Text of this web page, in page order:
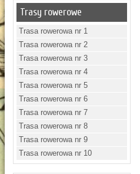
Trasy rowerowe
Trasa rowerowa nr 1
Trasa rowerowa nr 2
Trasa rowerowa nr 3
Trasa rowerowa nr 4
Trasa rowerowa nr 5
Trasa rowerowa nr 6
Trasa rowerowa nr 7
Trasa rowerowa nr 8
Trasa rowerowa nr 9
Trasa rowerowa nr 10